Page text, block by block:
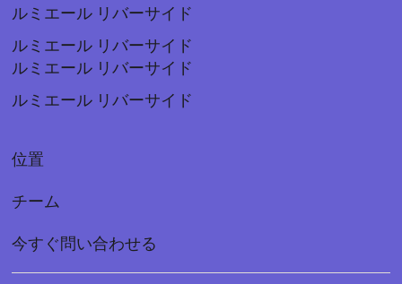
今すぐ問い合わせる
チーム
位置
ルミエール リバーサイド
ルミエール リバーサイド
ルミエール リバーサイド
ルミエール リバーサイド